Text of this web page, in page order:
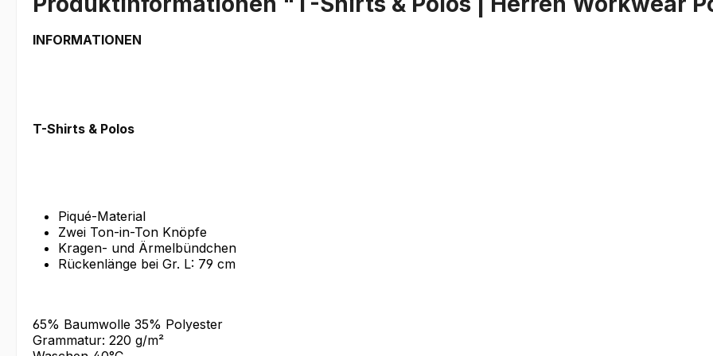
INFORMATIONEN
T-Shirts & Polos
Piqué-Material
Zwei Ton-in-Ton Knöpfe
Kragen- und Ärmelbündchen
Rückenlänge bei Gr. L: 79 cm
65% Baumwolle 35% Polyester
Grammatur: 220 g/m²